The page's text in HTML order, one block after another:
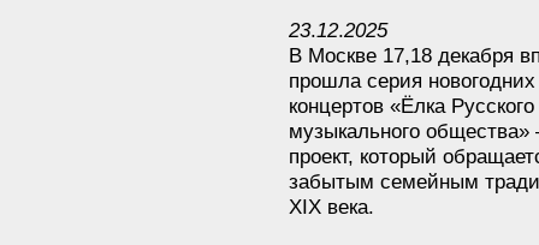
23.12.2025
В Москве 17,18 декабря
прошла серия новогодних
концертов «Ёлка Русского
музыкального
проект, который
забытым семейным
XIX века.